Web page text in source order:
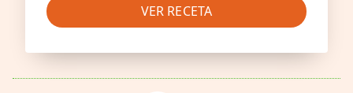
VER RECETA